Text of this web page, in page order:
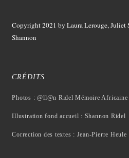
Copyright 2021 by Laura Lerouge,
Shannon
CRÉDITS
Photos : @ll@n Ridel Mémoire Africaine
Illustration fond accueil : Shannon Ridel
Correction des textes : Jean-Pierre Heule